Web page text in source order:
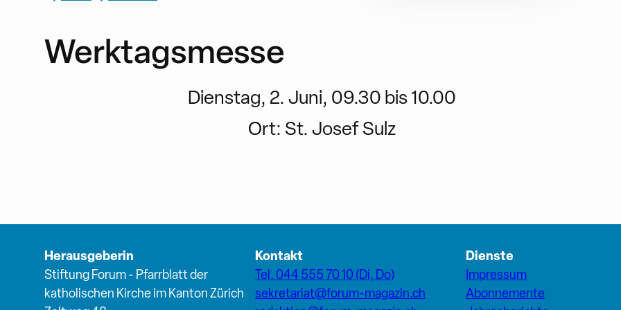
Werktagsmesse
Dienstag, 2. Juni, 09.30 bis 10.00
Ort: St. Josef Sulz
Herausgeberin
Stiftung Forum - Pfarrblatt der
katholischen Kirche im Kanton Zürich
Kontakt
Tel. 044 555 70 10 (Di, Do)
sekretariat@forum-magazin.ch
Dienste
Impressum
Abonnemente